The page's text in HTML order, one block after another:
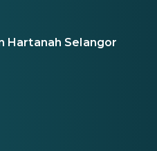
Hartanah Selangor